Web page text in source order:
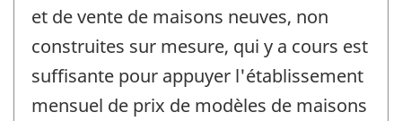
et de vente de maisons neuves, non
construites sur mesure, qui y a cours est
suffisante pour appuyer l'établissement
mensuel de prix de modèles de maisons